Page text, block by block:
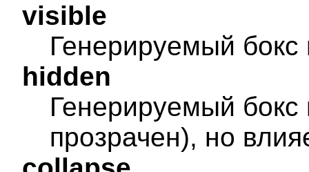
visible
Генерируемый бокс
hidden
Генерируемый
прозрачен), но